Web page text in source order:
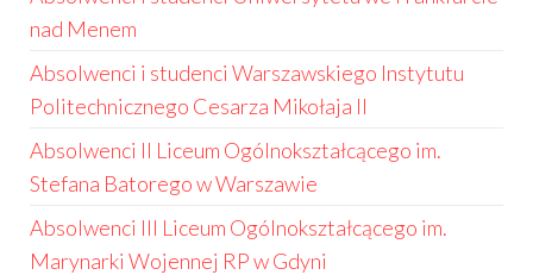
nad Menem
Absolwenci i studenci Warszawskiego Instytutu
Politechnicznego Cesarza Mikołaja II
Absolwenci II Liceum Ogólnokształcącego im.
Stefana Batorego w Warszawie
Absolwenci III Liceum Ogólnokształcącego im.
Marynarki Wojennej RP w Gdyni